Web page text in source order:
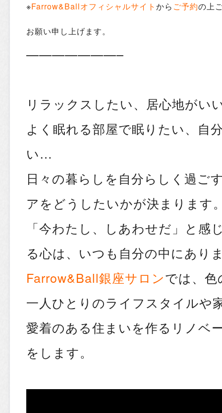
※Farrow&Ballオフィシャルサイト から ご予約の上
お願い申し上げます。
———————–
リラックスしたい、居心地がい
よく眠れる部屋で眠りたい、自
い…
日々の暮らしを自分らしく過ご
アをどうしたいかが決まります
「今わたし、しあわせだ」と感
る心は、いつも自分の中にあり
Farrow&Ball銀座サロンでは、
一人ひとりのライフスタイルや
愛着のある住まいを作るリノベ
をします。